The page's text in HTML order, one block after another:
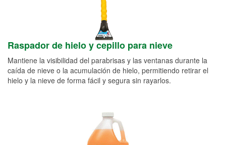
Raspador de hielo y cepillo para nieve
Mantiene la visibilidad del parabrisas y las ventanas durante la
caída de nieve o la acumulación de hielo, permitiendo retirar el
hielo y la nieve de forma fácil y segura sin rayarlos.